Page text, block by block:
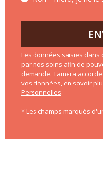
Les données saisies
par nos soins afin de
demande. Tamera
vos données, en savoir
Personnelles.
* Les champs marqués